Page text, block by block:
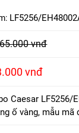
LF5256/
vnđ
vnđ
Caesar LF5256/
ố vàng, mẫu